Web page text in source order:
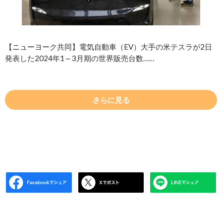
【ニューヨーク共同】電気自動車（EV）大手の米テスラが2日
発表した2024年1～3月期の世界販売台数……
さらに見る